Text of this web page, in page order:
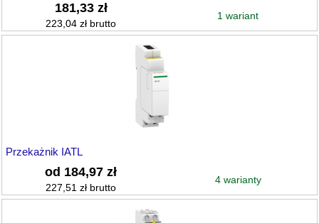
181,33 zł
223,04 zł brutto
1 wariant
Przekażnik IATL
od 184,97 zł
227,51 zł brutto
4 warianty